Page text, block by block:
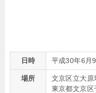
日時 平成30年6
場所
文京区立大
東京都文京区